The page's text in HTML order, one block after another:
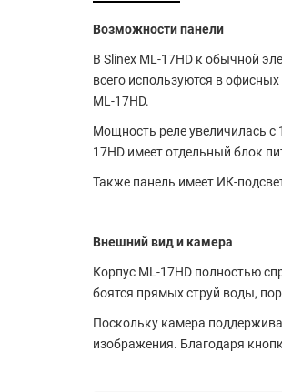
Возможности панели
В Slinex ML-17HD к обычной
всего используются в
ML-17HD.
Мощность реле увеличилась
17HD имеет отдельный блок
Также панель имеет ИК-
Внешний вид и камера
Корпус ML-17HD полностью
боятся прямых струй воды,
Поскольку камера
изображения. Благодаря